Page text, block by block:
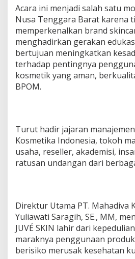
K
l
i
t
,
a
n
r
d
a
y
e
r
e
p
u
Acara ini menjadi salah satu
Nusa Tenggara Barat karena
memperkenalkan brand
menghadirkan gerakan
bertujuan meningkatkan
terhadap pentingnya
kosmetik yang aman,
BPOM.
Turut hadir jajaran
Kosmetika Indonesia, tokoh
usaha, reseller, akademisi,
ratusan undangan dari
Direktur Utama PT. Mahadiva
Yuliawati Saragih, SE., MM,
JUVÉ SKIN lahir dari
maraknya penggunaan
berisiko merusak kesehatan